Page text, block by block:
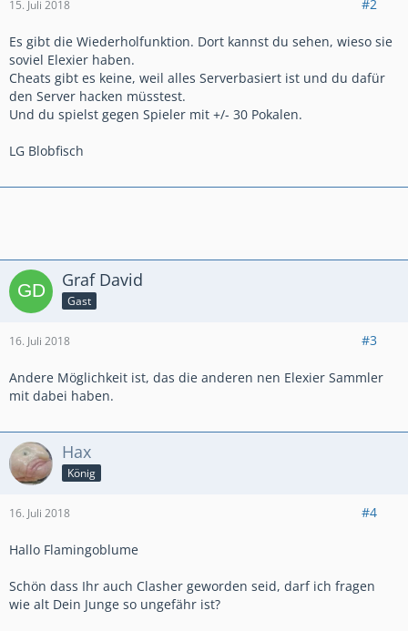
15. Juli 2018 #2
Es gibt die Wiederholfunktion. Dort kannst du sehen, wieso sie
soviel Elexier haben.
Cheats gibt es keine, weil alles Serverbasiert ist und du dafür
den Server hacken müsstest.
Und du spielst gegen Spieler mit +/- 30 Pokalen.
LG Blobfisch
Graf David
Gast
16. Juli 2018 #3
Andere Möglichkeit ist, das die anderen nen Elexier Sammler
mit dabei haben.
Hax
König
16. Juli 2018 #4
Hallo Flamingoblume
Schön dass Ihr auch Clasher geworden seid, darf ich fragen
wie alt Dein Junge so ungefähr ist?